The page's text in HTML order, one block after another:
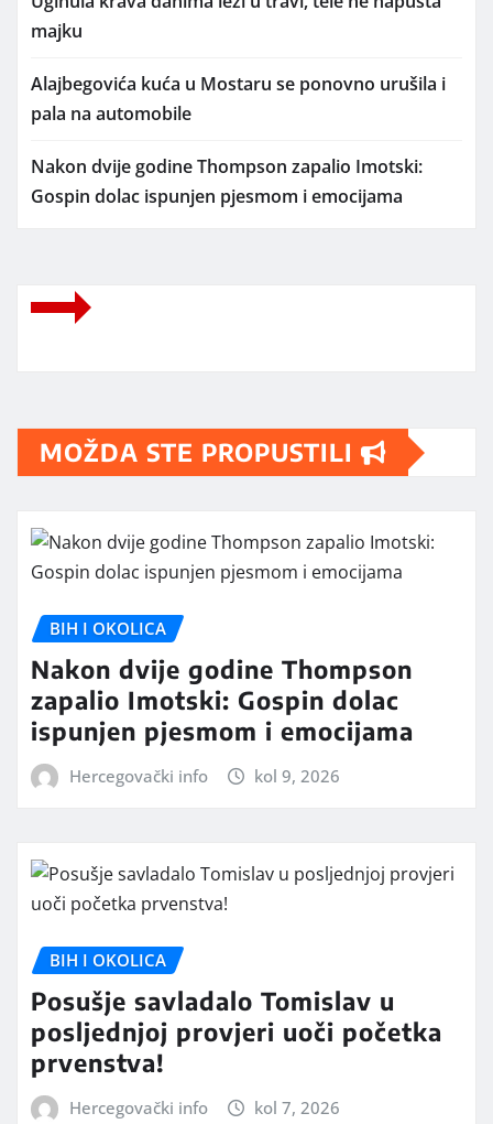
majku
Alajbegovića kuća u Mostaru se ponovno urušila i
pala na automobile
Nakon dvije godine Thompson zapalio Imotski:
Gospin dolac ispunjen pjesmom i emocijama
MOŽDA STE PROPUSTILI
BIH I OKOLICA
Nakon dvije godine Thompson
zapalio Imotski: Gospin dolac
ispunjen pjesmom i emocijama
Hercegovački info kol 9, 2026
BIH I OKOLICA
Posušje savladalo Tomislav u
posljednjoj provjeri uoči početka
prvenstva!
Hercegovački info kol 7, 2026